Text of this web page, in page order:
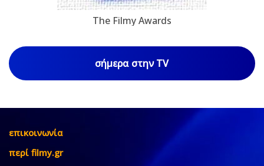
The Filmy Awards
σήμερα στην TV
επικοινωνία
περί filmy.gr